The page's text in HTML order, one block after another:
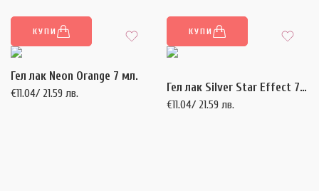
КУПИ
Гел лак Neon Orange 7 мл.
€11.04/ 21.59 лв.
КУПИ
Гел лак Silver Star Effect 7 мл.
€11.04/ 21.59 лв.